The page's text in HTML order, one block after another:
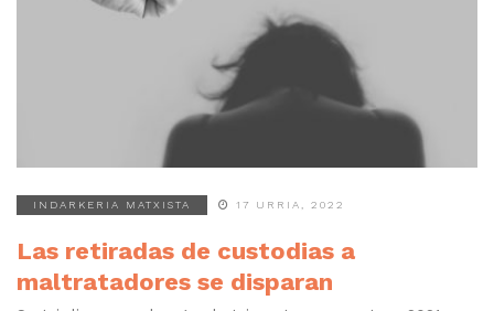
INDARKERIA MATXISTA 17 URRIA, 2022
Las retiradas de custodias a
maltratadores se disparan